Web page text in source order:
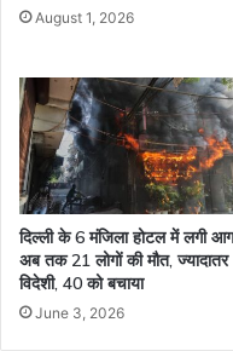
August 1, 2026
​दिल्ली के 6 मंजिला होटल में लगी
अब तक 21 लोगों की मौत, ज्यादातर
विदेशी, 40 को बचाया
June 3, 2026